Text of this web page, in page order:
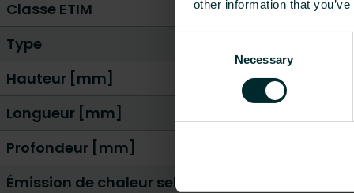
other information that
Necessary
Classe ETIM
Type
Hauteur [mm]
Longueur [mm]
Profondeur [mm]
Émission de chaleur selon EN 442 20 °C - 55/45